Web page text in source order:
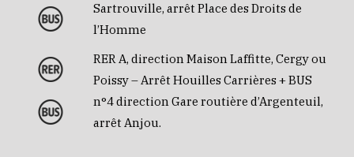
Sartrouville, arrêt Place des Droits de
l’Homme
RER A, direction Maison Laffitte, Cergy ou
Poissy – Arrêt Houilles Carrières + BUS
n°4 direction Gare routière d’Argenteuil,
arrêt Anjou.